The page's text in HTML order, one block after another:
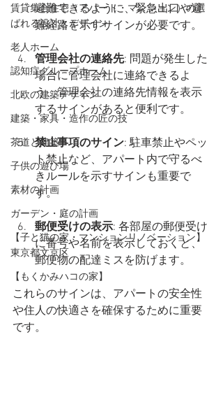
賃貸集合住宅（アパート・マンション）の選
ばれる設計とデザイン
老人ホーム
認知症グループホーム
北欧の建築デザイン
建築・家具・造作の匠の技
茶道と建築
子供の遊び場
素材の計画
ガーデン・庭の計画
【子と猫の家・マンションリノベーション】
東京都文京区
【もくかみハコの家】
避難できるように、緊急出口や避
難経路を示すサインが必要です。
管理会社の連絡先: 問題が発生した
場合に管理会社に連絡できるよ
う、管理会社の連絡先情報を表示
するサインがあると便利です。
禁止事項のサイン: 駐車禁止やペッ
ト禁止など、アパート内で守るべ
きルールを示すサインも重要で
す。
郵便受けの表示: 各部屋の郵便受け
に番号や名前を表示しておくと、
郵便物の配達ミスを防げます。
これらのサインは、アパートの安全性
や住人の快適さを確保するために重要
です。